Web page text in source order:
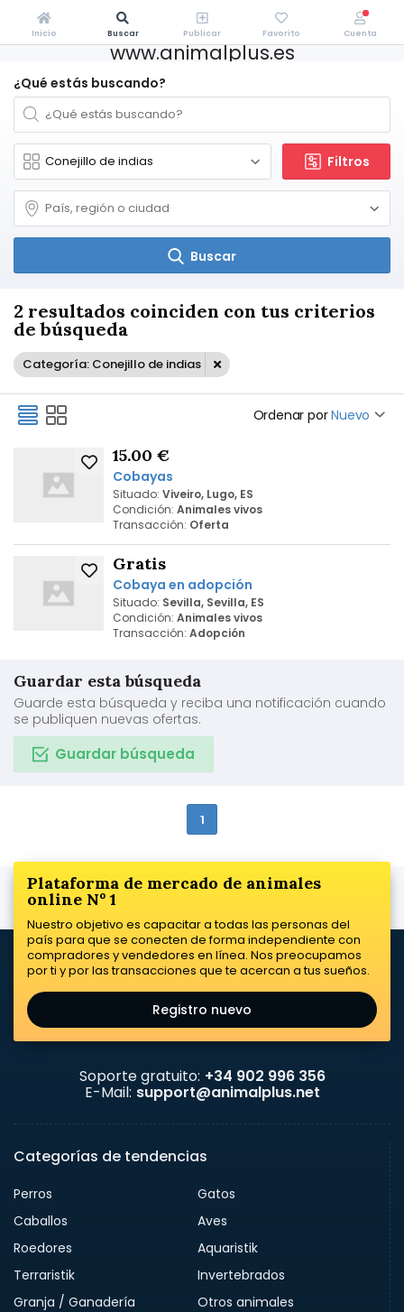
www.animalplus.es
¿Qué estás buscando?
Filtros
Buscar
2 resultados coinciden con tus criterios
de búsqueda
Categoría: Conejillo de indias
Ordenar porNuevo
15.00 €
Cobayas
Situado: Viveiro, Lugo, ES
Condición: Animales vivos
Transacción: Oferta
Gratis
Cobaya en adopción
Situado: Sevilla, Sevilla, ES
Condición: Animales vivos
Transacción: Adopción
Guardar esta búsqueda
Guarde esta búsqueda y reciba una notificación cuando
se publiquen nuevas ofertas.
Guardar búsqueda
1
Plataforma de mercado de animales
online Nº 1
Nuestro objetivo es capacitar a todas las personas del
país para que se conecten de forma independiente con
compradores y vendedores en línea. Nos preocupamos
por ti y por las transacciones que te acercan a tus sueños.
Registro nuevo
Soporte gratuito: +34 902 996 356
E-Mail: support@animalplus.net
Categorías de tendencias
Perros
Gatos
Caballos
Aves
Roedores
Aquaristik
Terraristik
Invertebrados
Granja / Ganadería
Otros animales
Inicio Buscar Publicar Favorito Cuenta